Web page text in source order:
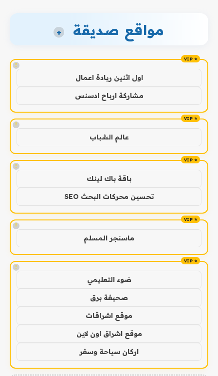
مواقع صديقة +
!
اول اثنين ريادة اعمال
مشاركة ارباح ادسنس
!
عالم الشباب
!
باقة باك لينك
تحسين محركات البحث SEO
!
ماسنجر المسلم
!
ضوء التعليمي
صحيفة برق
موقع اشراقات
موقع اشراق اون لاين
اركان سياحة وسفر